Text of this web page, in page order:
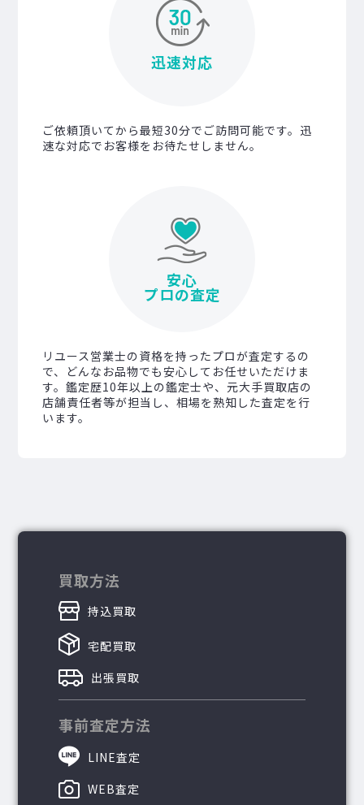
買取方法
持込買取
宅配買取
出張買取
事前査定方法
LINE査定
WEB査定
迅速対応
ご依頼頂いてから最短30分でご訪問可能です。迅
速な対応でお客様をお待たせしません。
安心
プロの査定
リユース営業士の資格を持ったプロが査定するの
で、どんなお品物でも安心してお任せいただけま
す。鑑定歴10年以上の鑑定士や、元大手買取店の
店舗責任者等が担当し、相場を熟知した査定を行
います。